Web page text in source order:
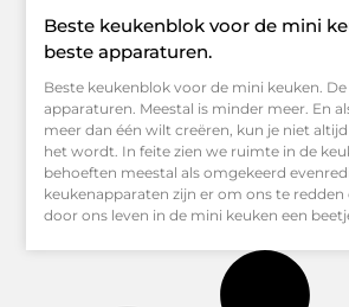
Beste keukenblok voor de mini
beste apparaturen.
Beste keukenblok voor de mini keuken. De
apparaturen. Meestal is minder meer. En
meer dan één wilt creëren, kun je niet
het wordt. In feite zien we ruimte in de
behoeften meestal als omgekeerd
keukenapparaten zijn er om ons te
door ons leven in de mini keuken een